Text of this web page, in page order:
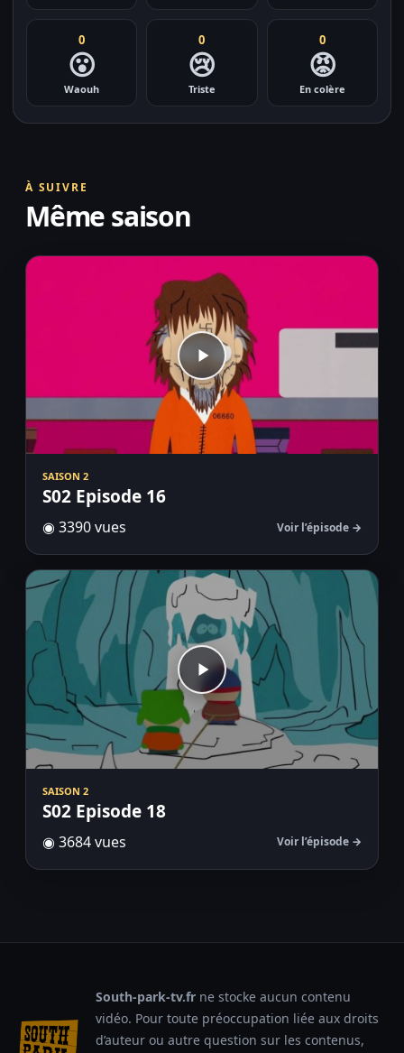
0
😮
Waouh
0
😢
Triste
0
😡
En colère
À SUIVRE
Même saison
SAISON 2
S02 Episode 16
◉ 3390 vues Voir l’épisode →
SAISON 2
S02 Episode 18
◉ 3684 vues Voir l’épisode →
South-park-tv.fr ne stocke aucun contenu
vidéo. Pour toute préoccupation liée aux droits
d’auteur ou autre question sur les contenus,